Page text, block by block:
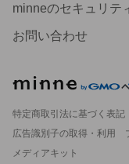
minneのセキュリテ
お問い合わせ
特定商取引法に基づく表記
広告識別子の取得・利用
メディアキット